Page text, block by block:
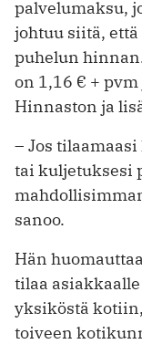
palvelumaksu,
johtuu siitä,
puhelun
on 1,16 € +
Hinnaston ja
– Jos
tai kuljetuksesi
sanoo.
Hän
tilaa
yksiköstä
toiveen